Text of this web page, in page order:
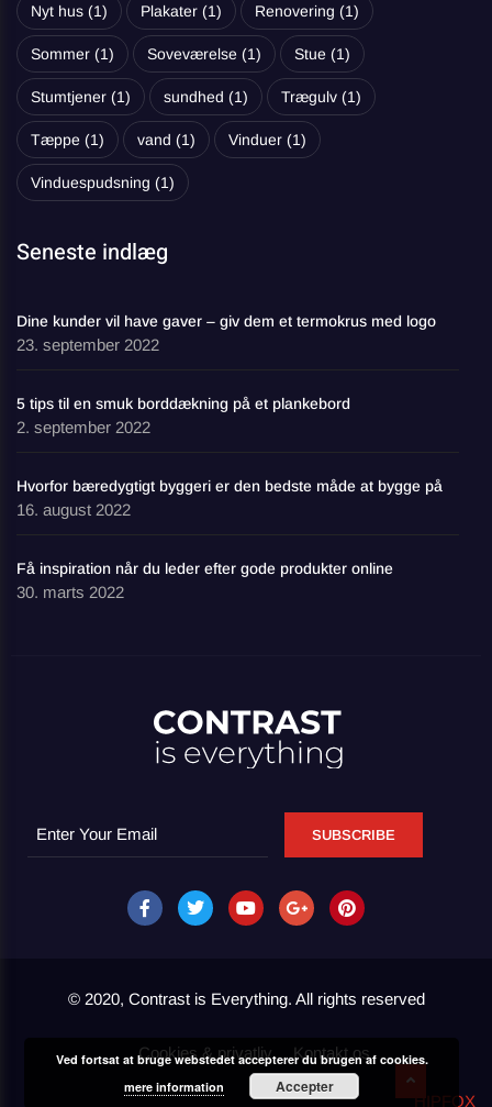
Nyt hus (1) Plakater (1) Renovering (1)
Sommer (1) Soveværelse (1) Stue (1)
Stumtjener (1) sundhed (1) Trægulv (1)
Tæppe (1) vand (1) Vinduer (1)
Vinduespudsning (1)
Seneste indlæg
Dine kunder vil have gaver – giv dem et termokrus med logo
23. september 2022
5 tips til en smuk borddækning på et plankebord
2. september 2022
Hvorfor bæredygtigt byggeri er den bedste måde at bygge på
16. august 2022
Få inspiration når du leder efter gode produkter online
30. marts 2022
SUBSCRIBE
© 2020, Contrast is Everything. All rights reserved
Cookies & privatliv Kontakt os
HIPFOX
Ved fortsat at bruge webstedet accepterer du brugen af cookies.
mere information
Accepter